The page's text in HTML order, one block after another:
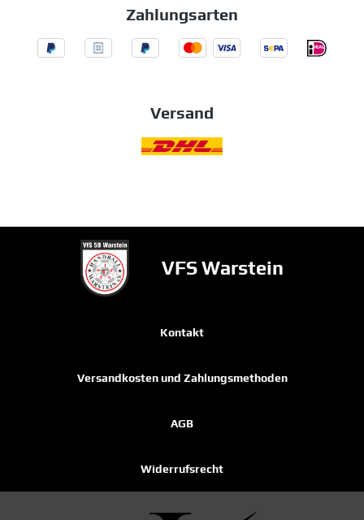
Zahlungsarten
Versand
VFS Warstein
Kontakt
Versandkosten und Zahlungsmethoden
AGB
Widerrufsrecht